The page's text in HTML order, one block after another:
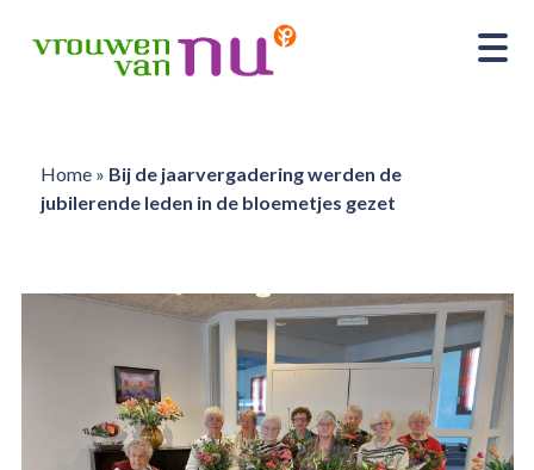
Home» Bij de jaarvergadering werden de
jubilerende leden in de bloemetjes gezet